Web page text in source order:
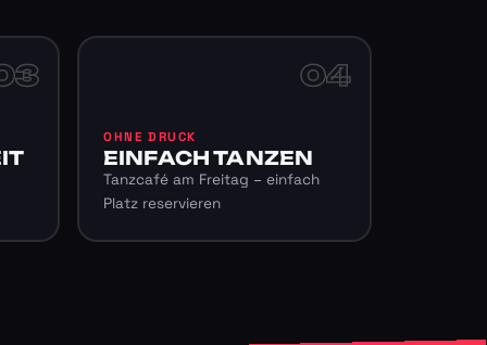
04
OHNE DRUCK
EINFACH TANZEN
Tanzcafé am Freitag – einfach
Platz reservieren